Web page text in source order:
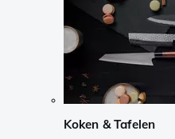
Koken & Tafelen